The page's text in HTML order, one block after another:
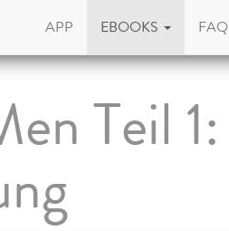
APP EBOOKS FAQ
Teil 1: